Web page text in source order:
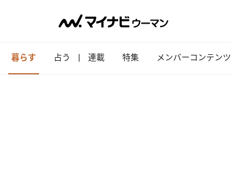
暮らす 占う 連載 特集 メンバーコンテンツ